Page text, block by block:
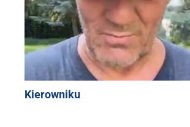
Kierowniku